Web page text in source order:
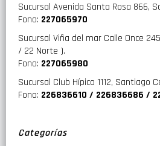
Sucursal Avenida Santa Rosa 866,
Fono: 227065970
Sucursal Viña del mar Calle Once
/ 22 Norte ).
Fono: 227065980
Sucursal Club Hípico 1112, Santiago
Fono: 226836610 / 226836686 /
Categorías